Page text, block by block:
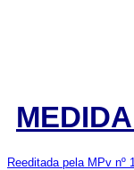
Reeditada pela MPv nº